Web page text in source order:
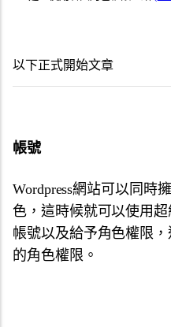
以下正式開始文章
帳號
Wordpress網站可以同時
色，這時候就可以使用
帳號以及給予角色權限，
的角色權限。